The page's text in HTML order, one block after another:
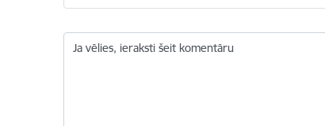
Ja vēlies, ieraksti šeit komentāru